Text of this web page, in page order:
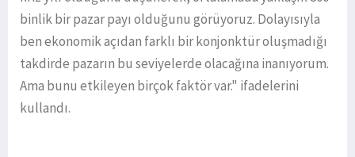
binlik bir pazar payı olduğunu görüyoruz. Dolayısıyla
ben ekonomik açıdan farklı bir konjonktür oluşmadığı
takdirde pazarın bu seviyelerde olacağına inanıyorum.
Ama bunu etkileyen birçok faktör var." ifadelerini
kullandı.